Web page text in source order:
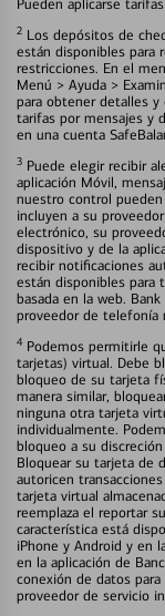
Pueden aplicarse
2 Los depósitos de
están disponibles para
restricciones. En el
Menú > Ayuda >
para obtener detalles y
tarifas por mensajes y
en una cuenta
3 Puede elegir recibir
aplicación Móvil,
nuestro control
incluyen a su
electrónico, su
dispositivo y de la
recibir notificaciones
están disponibles para
basada en la web.
proveedor de telefonía
4 Podemos permitirle
tarjetas) virtual. Debe
bloqueo de su tarjeta
manera similar,
ninguna otra tarjeta
individualmente.
bloqueo a su
Bloquear su tarjeta de
autoricen
tarjeta virtual
reemplaza el reportar
característica está
iPhone y Android y en
en la aplicación de
conexión de datos
proveedor de servicio